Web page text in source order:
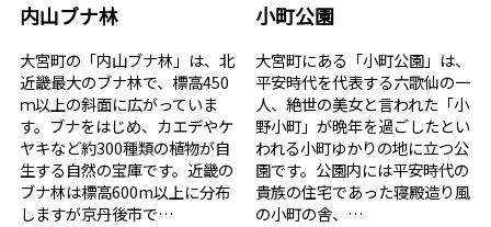
内山ブナ林
大宮町の「内山ブナ林」は、北
近畿最大のブナ林で、標高450
ｍ以上の斜面に広がっていま
す。ブナをはじめ、カエデやケ
ヤキなど約300種類の植物が自
生する自然の宝庫です。近畿の
ブナ林は標高600m以上に分布
しますが京丹後市で…
小町公園
大宮町にある「小町公園」は、
平安時代を代表する六歌仙の一
人、絶世の美女と言われた「小
野小町」が晩年を過ごしたとい
われる小町ゆかりの地に立つ公
園です。公園内には平安時代の
貴族の住宅であった寝殿造り風
の小町の舎、…